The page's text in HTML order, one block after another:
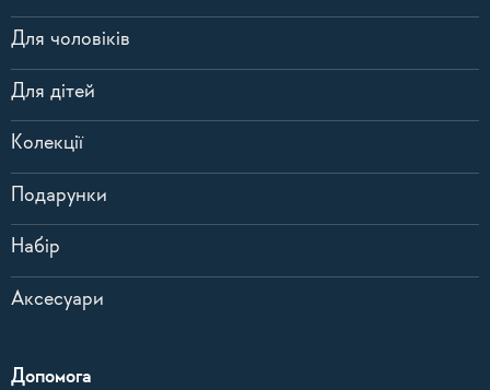
Для чоловіків
Для дітей
Колекції
Подарунки
Набір
Аксесуари
Допомога